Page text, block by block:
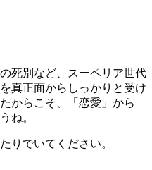
死別など、スーペリア世代
真正面からしっかりと受け
からこそ、「恋愛」から
ね。
りでいてください。